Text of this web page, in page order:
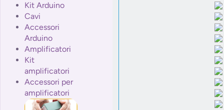
Kit Arduino
Cavi
Accessori
Arduino
Amplificatori
Kit
amplificatori
Accessori per
amplificatori